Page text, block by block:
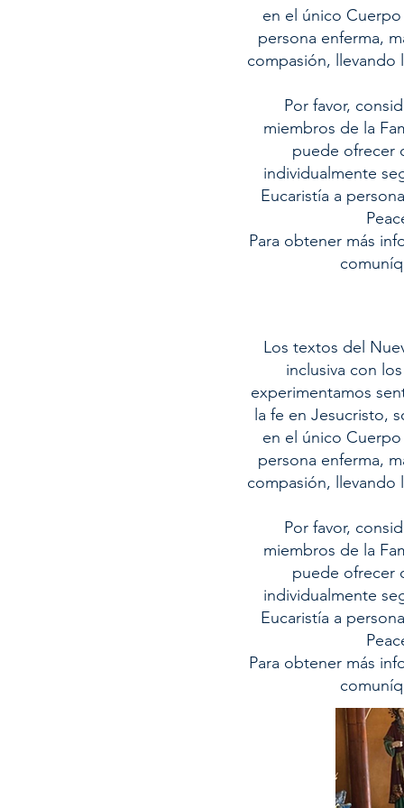
en el único
persona enferma,
compasión, llevando
Por favor,
miembros de la
puede ofrecer
individualmente
Eucaristía a
Para obtener más
Los textos del
inclusiva con
experimentamos
la fe en Jesucristo,
en el único
persona enferma,
compasión, llevando
Por favor,
miembros de la
puede ofrecer
individualmente
Eucaristía a
Para obtener más